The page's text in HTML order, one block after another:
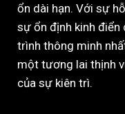
ổn dài hạn. Với sự
sự ổn định kinh điển
trình thông minh
một tương lai thịnh
của sự kiên trì.